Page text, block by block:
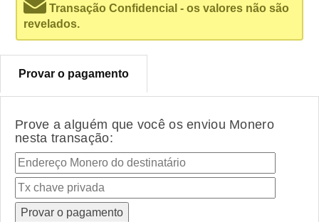
Transação Confidencial - os valores não são
revelados.
Provar o pagamento
Prove a alguém que você os enviou Monero
nesta transação: